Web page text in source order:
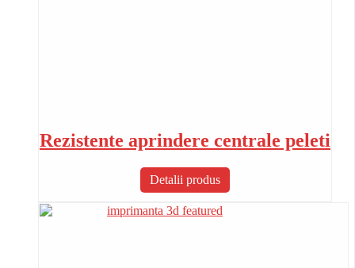
Rezistente aprindere centrale peleti
Detalii produs